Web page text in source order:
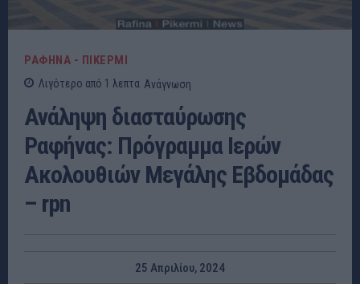
ΡΑΦΗΝΑ - ΠΙΚΕΡΜΙ
Λιγότερο από 1 λεπτα Ανάγνωση
Ανάληψη διασταύρωσης
Ραφήνας: Πρόγραμμα Ιερών
Ακολουθιών Μεγάλης Εβδομάδας
– rpn
25 Απριλίου, 2024